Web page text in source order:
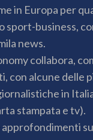
in Europa per
sport-business,
news.
collabora,
con alcune delle
in
stampata e tv).
approfondimenti